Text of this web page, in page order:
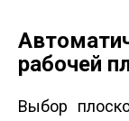
рабочей
Выбор